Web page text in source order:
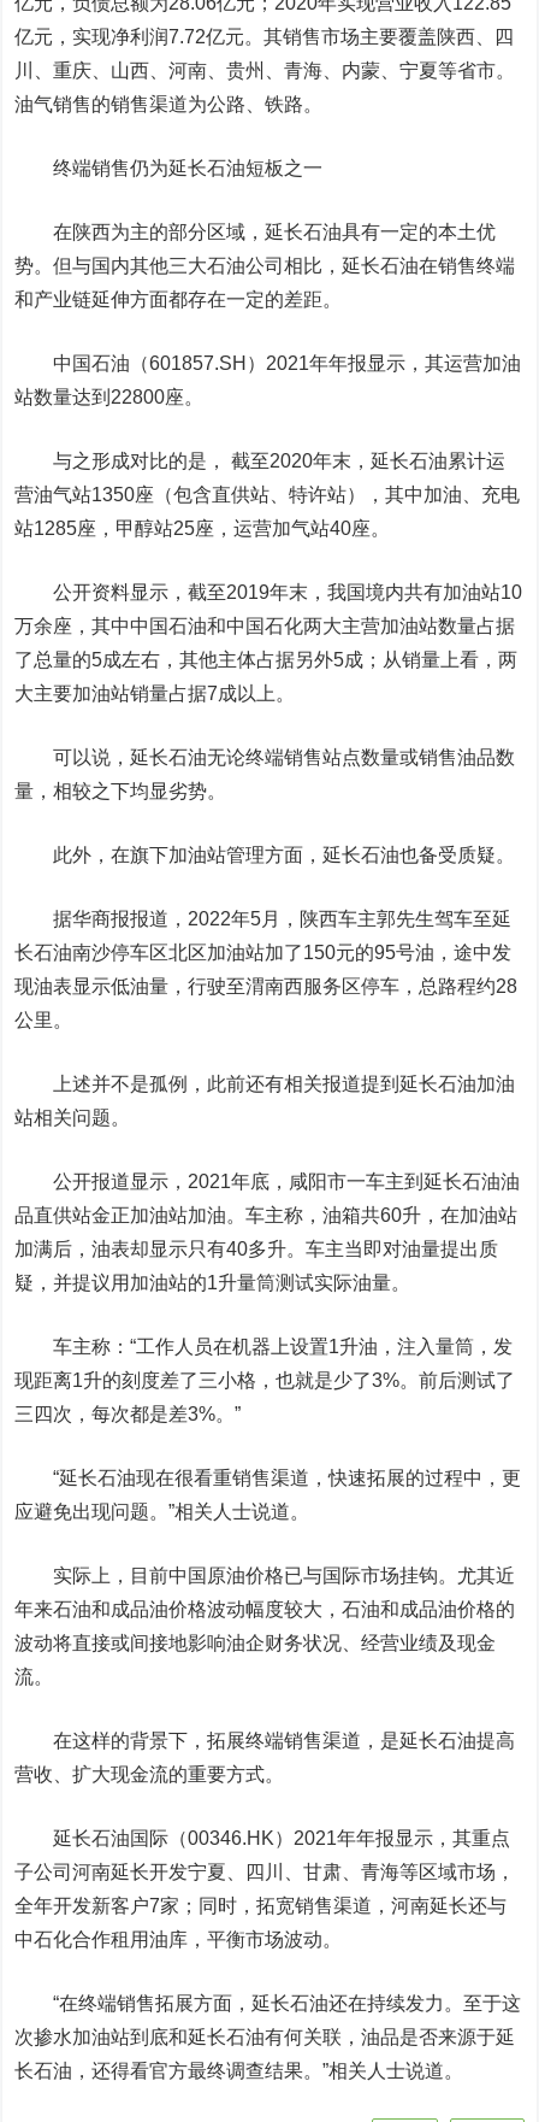
亿元，实现净利润7.72亿元。其销售市场主要覆盖陕西、四
川、重庆、山西、河南、贵州、青海、内蒙、宁夏等省市。
油气销售的销售渠道为公路、铁路。
终端销售仍为延长石油短板之一
在陕西为主的部分区域，延长石油具有一定的本土优
势。但与国内其他三大石油公司相比，延长石油在销售终端
和产业链延伸方面都存在一定的差距。
中国石油 （601857.SH）2021年年报显示，其运营加油
站数量达到22800座。
与之形成对比的是， 截至2020年末，延长石油累计运
营油气站1350座（包含直供站、特许站），其中加油、充电
站1285座，甲醇站25座，运营加气站40座。
公开资料显示，截至2019年末，我国境内共有加油站10
万余座，其中中国石油和中国石化两大主营加油站数量占据
了总量的5成左右，其他主体占据另外5成；从销量上看，两
大主要加油站销量占据7成以上。
可以说，延长石油无论终端销售站点数量或销售油品数
量，相较之下均显劣势。
此外，在旗下加油站管理方面，延长石油也备受质疑。
据华商报报道，2022年5月，陕西车主郭先生驾车至延
长石油南沙停车区北区加油站加了150元的95号油，途中发
现油表显示低油量，行驶至渭南西服务区停车，总路程约28
公里。
上述并不是孤例，此前还有相关报道提到延长石油加油
站相关问题。
公开报道显示，2021年底，咸阳市一车主到延长石油油
品直供站金正加油站加油。车主称，油箱共60升，在加油站
加满后，油表却显示只有40多升。车主当即对油量提出质
疑，并提议用加油站的1升量筒测试实际油量。
车主称：“工作人员在机器上设置1升油，注入量筒，发
现距离1升的刻度差了三小格，也就是少了3%。前后测试了
三四次，每次都是差3%。”
“延长石油现在很看重销售渠道，快速拓展的过程中，更
应避免出现问题。”相关人士说道。
实际上，目前中国原油价格已与国际市场挂钩。尤其近
年来石油和成品油价格波动幅度较大，石油和成品油价格的
波动将直接或间接地影响油企财务状况、经营业绩及现金
流。
在这样的背景下，拓展终端销售渠道，是延长石油提高
营收、扩大现金流的重要方式。
延长石油国际（00346.HK）2021年年报显示，其重点
子公司河南延长开发宁夏、四川、甘肃、青海等区域市场，
全年开发新客户7家；同时，拓宽销售渠道，河南延长还与
中石化合作租用油库，平衡市场波动。
“在终端销售拓展方面，延长石油还在持续发力。至于这
次掺水加油站到底和延长石油有何关联，油品是否来源于延
长石油，还得看官方最终调查结果。”相关人士说道。